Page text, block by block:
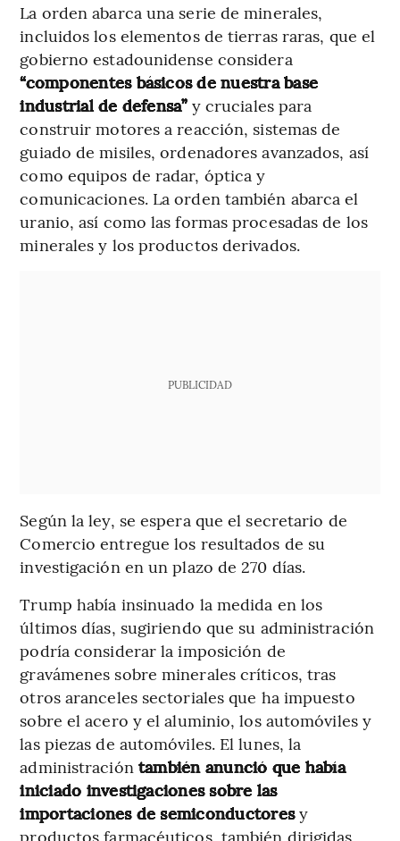
La orden abarca una serie de minerales,
incluidos los elementos de tierras raras, que el
gobierno estadounidense considera
“componentes básicos de nuestra base
industrial de defensa”y cruciales para
construir motores a reacción, sistemas de
guiado de misiles, ordenadores avanzados, así
como equipos de radar, óptica y
comunicaciones. La orden también abarca el
uranio, así como las formas procesadas de los
minerales y los productos derivados.
PUBLICIDAD
Según la ley, se espera que el secretario de
Comercio entregue los resultados de su
investigación en un plazo de 270 días.
Trump había insinuado la medida en los
últimos días, sugiriendo que su administración
podría considerar la imposición de
gravámenes sobre minerales críticos, tras
otros aranceles sectoriales que ha impuesto
sobre el acero y el aluminio, los automóviles y
las piezas de automóviles. El lunes, la
administración también anunció que había
iniciado investigaciones sobre las
importaciones de semiconductoresy
productos farmacéuticos, también dirigidas